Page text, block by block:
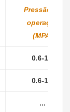
Pressão de
operação
(MPA)
0.6-1.0
0.6-1.0
...